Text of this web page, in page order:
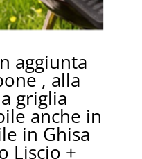
aggiunta
, alla
griglia
anche in
in Ghisa
Liscio +